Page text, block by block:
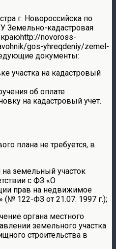
г. Новороссийска по
Земельно-кадастровая
краюhttp://novoross-
gos-yhreqdeniy/zemel-
документы:
участка на кадастровый
об оплате
на кадастровый учёт.
плана не требуется, в
на земельный участок
с ФЗ «О
прав на недвижимое
(№ 122-ФЗ от 21.07. 1997 г.);
органа местного
земельного участка
строительства в